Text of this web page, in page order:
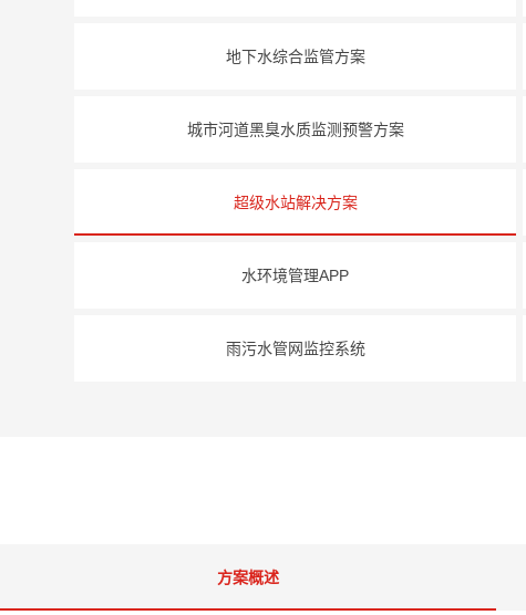
地下水综合监管方案
城市河道黑臭水质监测预警方案
超级水站解决方案
水环境管理APP
雨污水管网监控系统
方案概述